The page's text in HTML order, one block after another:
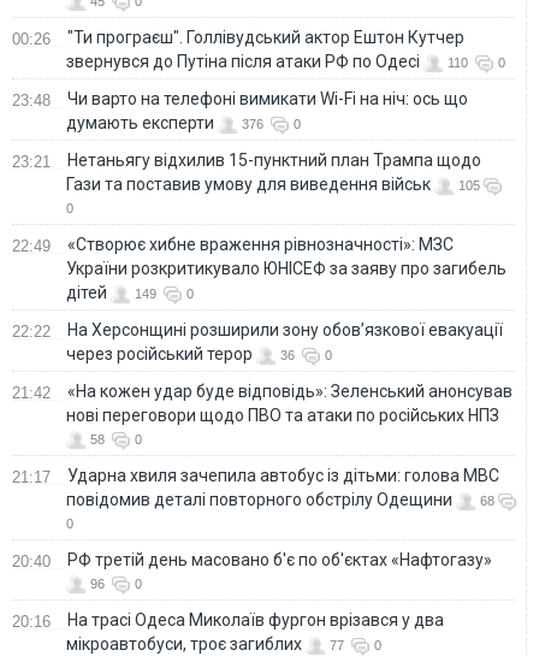
00:26
"Ти програєш". Голлівудський актор Ештон Кутчер
звернувся до Путіна після атаки РФ по Одесі
110 0
23:48
Чи варто на телефонi вимикати Wi-Fi на ніч: ось що
думають експерти
376 0
23:21
Нетаньягу відхилив 15-пунктний план Трампа щодо
Гази та поставив умову для виведення військ
105
0
22:49
«Створює хибне враження рівнозначності»: МЗС
України розкритикувало ЮНІСЕФ за заяву про загибель
дітей
149 0
22:22
На Херсонщині розширили зону обов’язкової евакуації
через російський терор
36 0
21:42
«На кожен удар буде відповідь»: Зеленський анонсував
нові переговори щодо ПВО та атаки по російських НПЗ
58 0
21:17
Ударна хвиля зачепила автобус із дітьми: голова МВС
повідомив деталі повторного обстрілу Одещини
68
0
20:40 РФ третій день масовано б'є по об'єктах «Нафтогазу»
96 0
20:16
На трасі Одеса Миколаїв фургон врізався у два
мікроавтобуси, троє загиблих
77 0